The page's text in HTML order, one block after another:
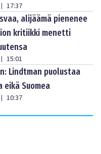
| 17:37
alijäämä pienenee
kritiikki menetti
| 15:01
Lindtman puolustaa
eikä Suomea
| 10:37